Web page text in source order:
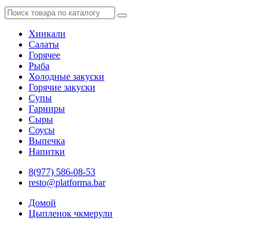
Хинкали
Салаты
Горячее
Рыба
Холодные закуски
Горячие закуски
Супы
Гарниры
Сыры
Соусы
Выпечка
Напитки
8(977) 586-08-53
resto@platforma.bar
Домой
Цыпленок чкмерули